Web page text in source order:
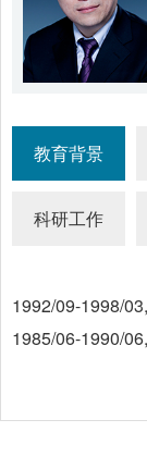
教育背景
科研工作
1992/09-1998/
1985/06-1990/